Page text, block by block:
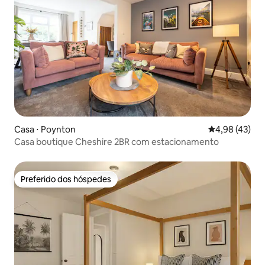
Casa ⋅ Poynton 4,98 de uma
4,98 (43)
Casa boutique Cheshire 2BR com estacionamento
Preferido dos hóspedes
Preferido dos hóspedes